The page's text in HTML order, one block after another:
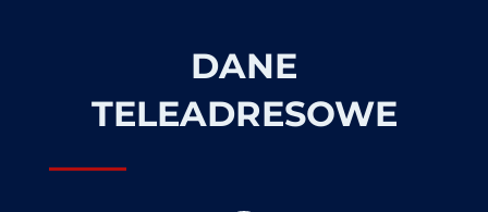
DANE
TELEADRESOWE